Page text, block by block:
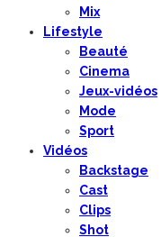
Mix
Lifestyle
Beauté
Cinema
Jeux-vidéos
Mode
Sport
Vidéos
Backstage
Cast
Clips
Shot